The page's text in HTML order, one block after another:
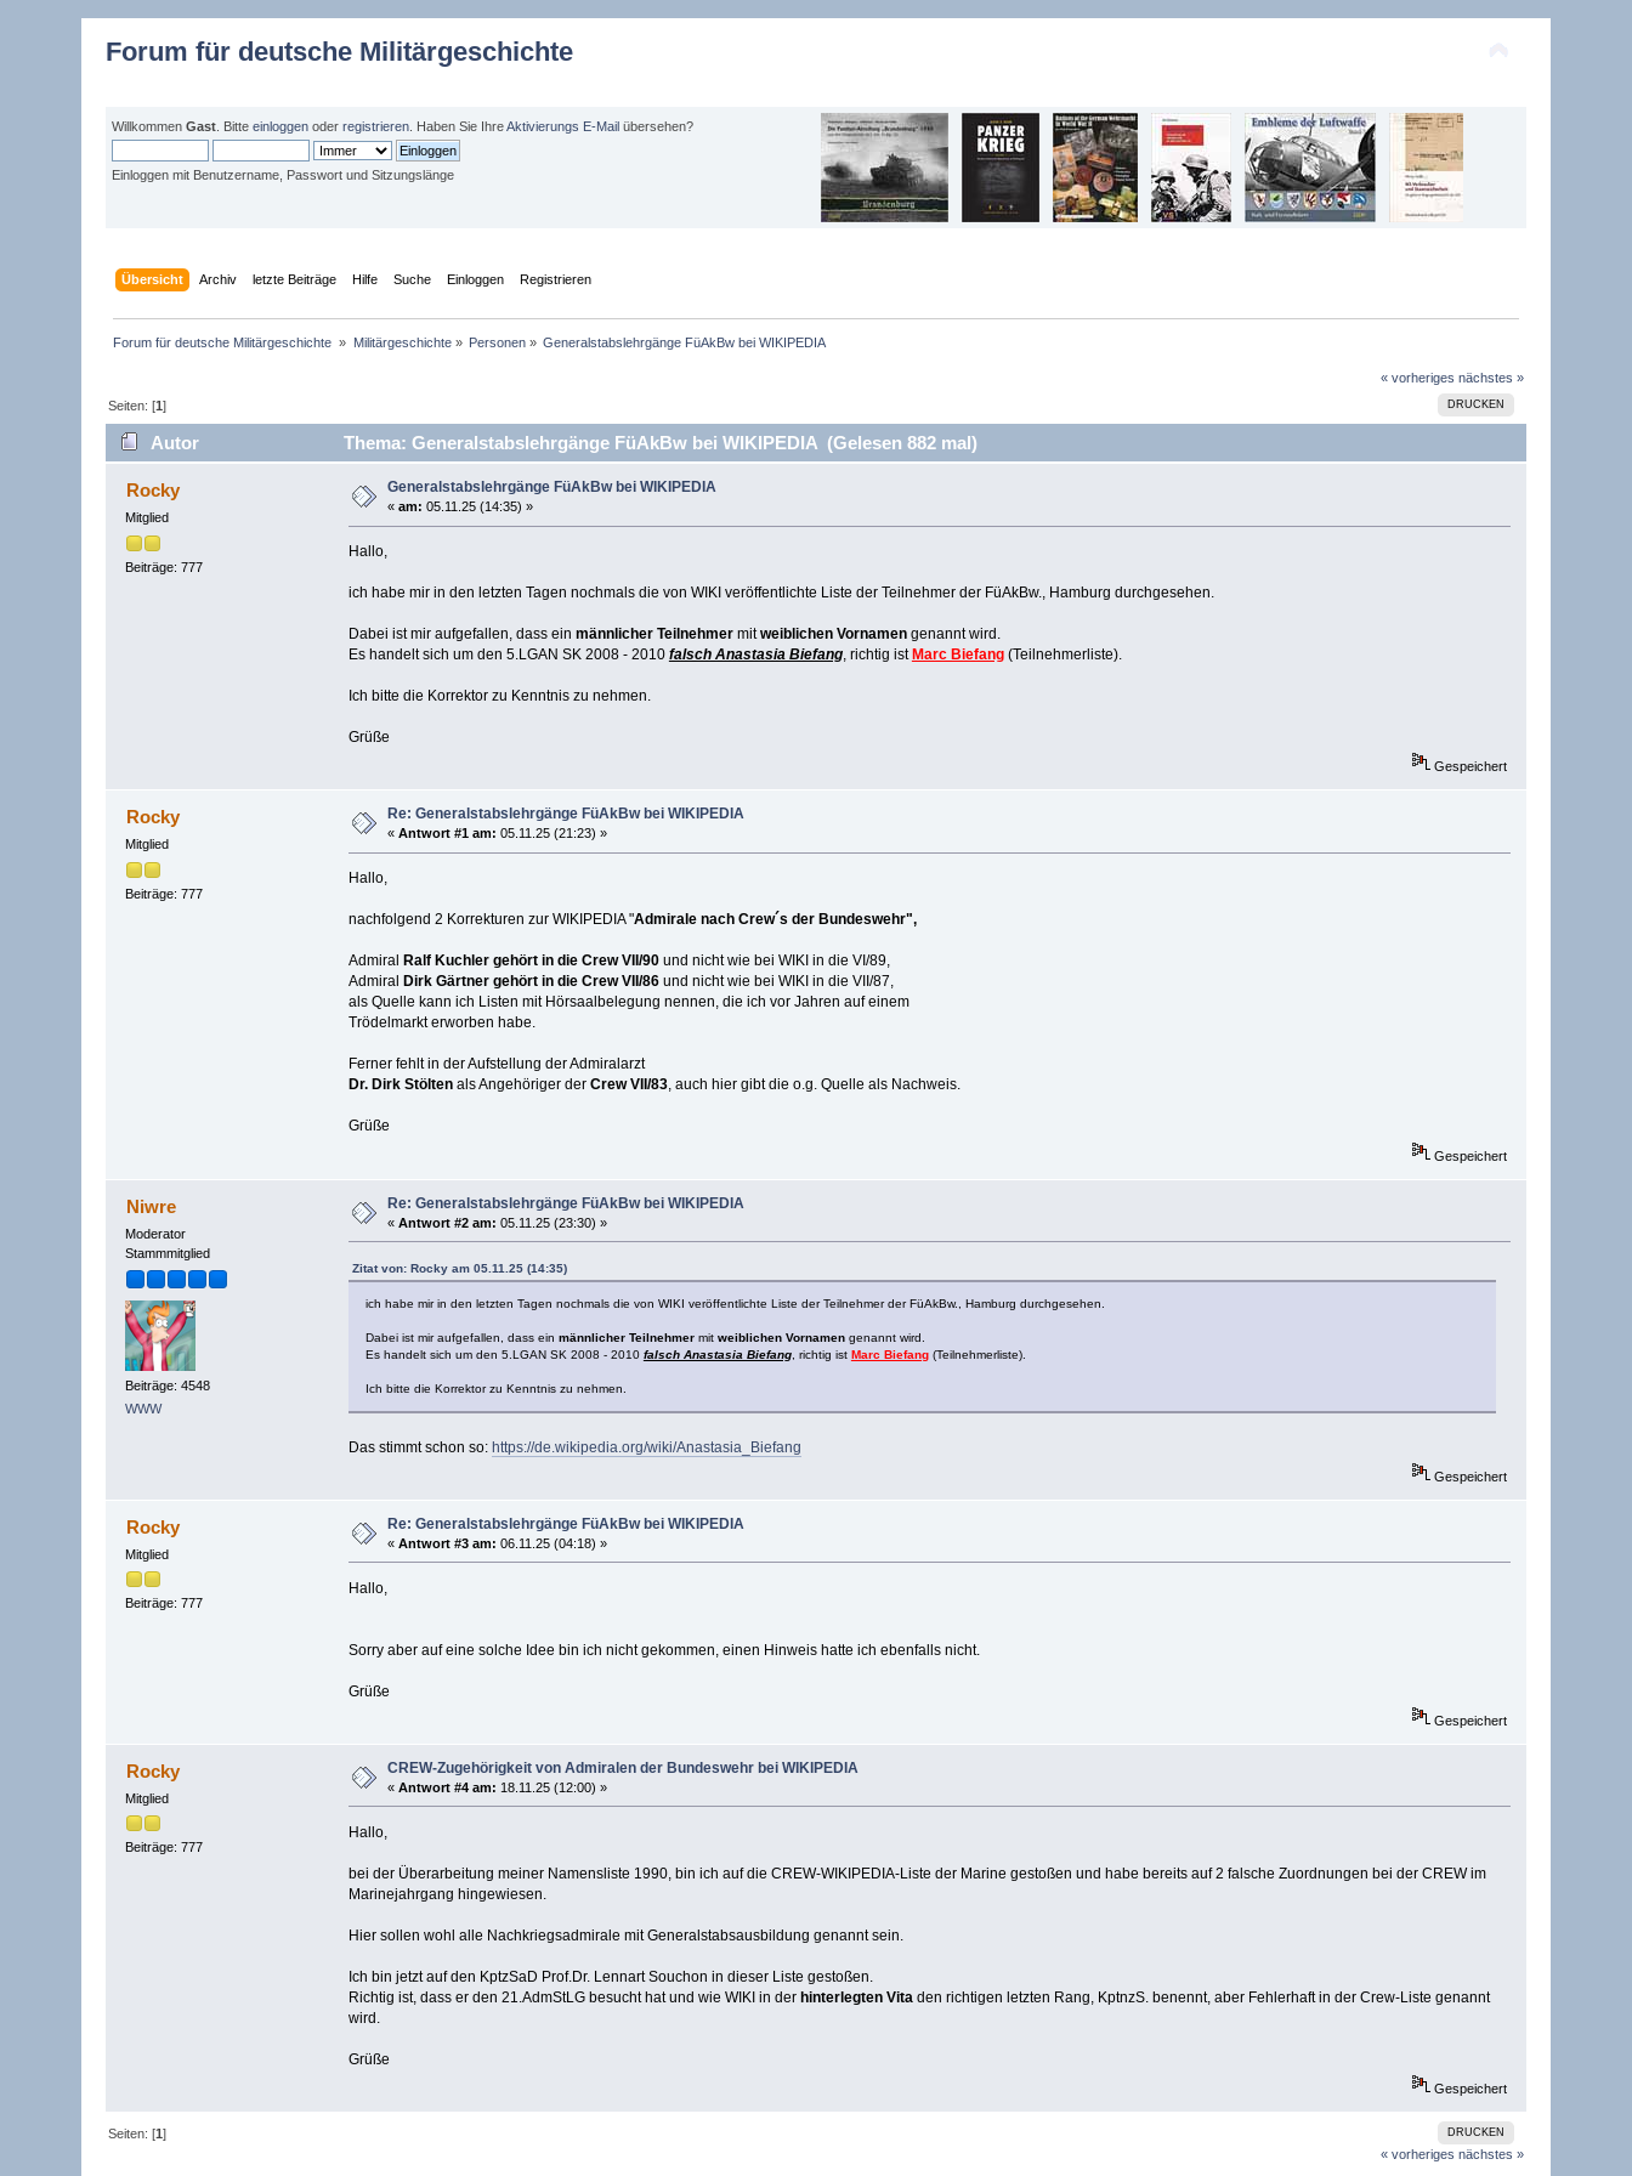
Forum für deutsche Militärgeschichte
WillkommenGast . Bitteeinloggen oderregistrieren . Haben Sie IhreAktivierungs E-Mail übersehen?
Einloggen mit Benutzername, Passwort und Sitzungslänge
Übersicht Archiv letzte Beiträge Hilfe Suche Einloggen Registrieren
Forum für deutsche Militärgeschichte » Militärgeschichte» Personen » Generalstabslehrgänge FüAkBw bei WIKIPEDIA
« vorheriges nächstes »
DRUCKEN
Seiten: [1]
Autor Thema: Generalstabslehrgänge FüAkBw bei WIKIPEDIA (Gelesen 882 mal)
Rocky
Mitglied
Beiträge: 777
Generalstabslehrgänge FüAkBw bei WIKIPEDIA
«am: 05.11.25 (14:35) »
Hallo,
ich habe mir in den letzten Tagen nochmals die von WIKI veröffentlichte Liste der Teilnehmer der FüAkBw., Hamburg durchgesehen.
Dabei ist mir aufgefallen, dass ein männlicher Teilnehmermitweiblichen Vornamengenannt wird.
Es handelt sich um den 5.LGAN SK 2008 - 2010 falsch Anastasia Biefang, richtig ist Marc Biefang(Teilnehmerliste).
Ich bitte die Korrektor zu Kenntnis zu nehmen.
Grüße
Gespeichert
Rocky
Mitglied
Beiträge: 777
Re: Generalstabslehrgänge FüAkBw bei WIKIPEDIA
«Antwort #1 am: 05.11.25 (21:23) »
Hallo,
nachfolgend 2 Korrekturen zur WIKIPEDIA "Admirale nach Crew´s der Bundeswehr",
Admiral Ralf Kuchler gehört in die Crew VII/90und nicht wie bei WIKI in die VI/89,
Admiral Dirk Gärtner gehört in die Crew VII/86und nicht wie bei WIKI in die VII/87,
als Quelle kann ich Listen mit Hörsaalbelegung nennen, die ich vor Jahren auf einem
Trödelmarkt erworben habe.
Ferner fehlt in der Aufstellung der Admiralarzt
Dr. Dirk Stöltenals Angehöriger der Crew VII/83, auch hier gibt die o.g. Quelle als Nachweis.
Grüße
Gespeichert
Niwre
Moderator
Stammmitglied
Beiträge: 4548
WWW
Re: Generalstabslehrgänge FüAkBw bei WIKIPEDIA
«Antwort #2 am: 05.11.25 (23:30) »
Zitat von: Rocky am 05.11.25 (14:35)
ich habe mir in den letzten Tagen nochmals die von WIKI veröffentlichte Liste der Teilnehmer der FüAkBw., Hamburg durchgesehen.
Dabei ist mir aufgefallen, dass ein männlicher Teilnehmermit weiblichen Vornamengenannt wird.
Es handelt sich um den 5.LGAN SK 2008 - 2010 falsch Anastasia Biefang, richtig ist Marc Biefang(Teilnehmerliste).
Ich bitte die Korrektor zu Kenntnis zu nehmen.
Das stimmt schon so: https://de.wikipedia.org/wiki/Anastasia_Biefang
Gespeichert
Rocky
Mitglied
Beiträge: 777
Re: Generalstabslehrgänge FüAkBw bei WIKIPEDIA
«Antwort #3 am: 06.11.25 (04:18) »
Hallo,
Sorry aber auf eine solche Idee bin ich nicht gekommen, einen Hinweis hatte ich ebenfalls nicht.
Grüße
Gespeichert
Rocky
Mitglied
Beiträge: 777
CREW-Zugehörigkeit von Admiralen der Bundeswehr bei WIKIPEDIA
«Antwort #4 am: 18.11.25 (12:00) »
Hallo,
bei der Überarbeitung meiner Namensliste 1990, bin ich auf die CREW-WIKIPEDIA-Liste der Marine gestoßen und habe bereits auf 2 falsche Zuordnungen bei der CREW im
Marinejahrgang hingewiesen.
Hier sollen wohl alle Nachkriegsadmirale mit Generalstabsausbildung genannt sein.
Ich bin jetzt auf den KptzSaD Prof.Dr. Lennart Souchon in dieser Liste gestoßen.
Richtig ist, dass er den 21.AdmStLG besucht hat und wie WIKI in der hinterlegten Vitaden richtigen letzten Rang, KptnzS. benennt, aber Fehlerhaft in der Crew-Liste genannt
wird.
Grüße
Gespeichert
DRUCKEN
Seiten: [1]
« vorheriges nächstes »